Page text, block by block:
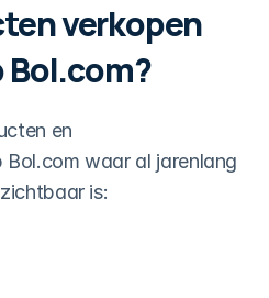
verkopen
en
waar al jarenlang
is: